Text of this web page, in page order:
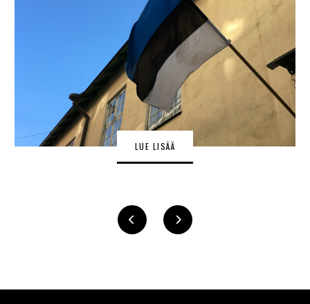
LUE LISÄÄ